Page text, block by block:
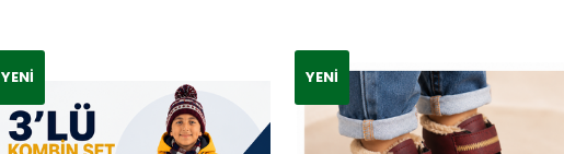
YENI YENI